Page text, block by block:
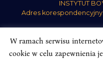
INSTYTUT
Adres korespondencyjny:
W ramach serwisu
cookie w celu zapewnienia